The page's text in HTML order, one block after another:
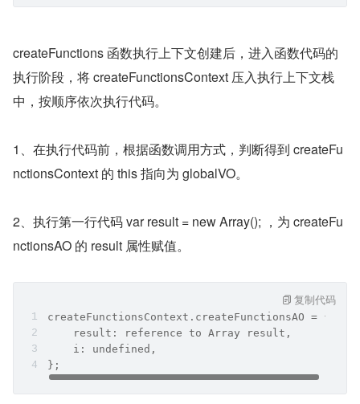
createFunctions 函数执行上下文创建后，进入函数代码的
执行阶段，将 createFunctionsContext 压入执行上下文栈
中，按顺序依次执行代码。
1、在执行代码前，根据函数调用方式，判断得到 createFu
nctionsContext 的 this 指向为 globalVO。
2、执行第一行代码 var result = new Array(); ，为 createFu
nctionsAO 的 result 属性赋值。
createFunctionsContext.createFunctionsAO = {
    result: reference to Array result,
    i: undefined,
};
复制代码